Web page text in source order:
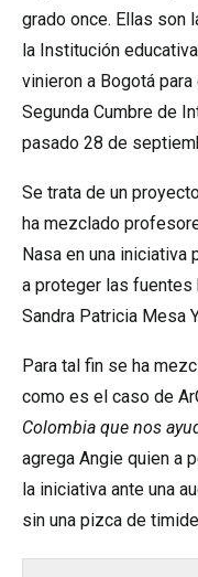
grado once. Ellas son
la Institución
vinieron a Bogotá
Segunda Cumbre de
pasado 28 de
Se trata de un
ha mezclado
Nasa en una iniciativa
a proteger las fuentes
Sandra Patricia Mesa
Para tal fin se ha
como es el caso de
Colombia que nos
agrega Angie quien a
la iniciativa ante una
sin una pizca de